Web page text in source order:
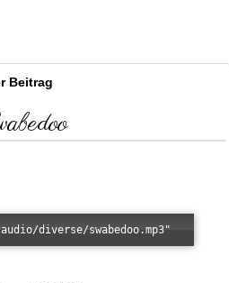
Beitrag
diverse/swabedoo.mp3"